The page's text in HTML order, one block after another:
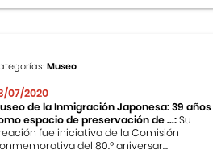
Museo
07/2020
de la Inmigración Japonesa: 39 años
espacio de preservación de ...:Su
fue iniciativa de la Comisión
del 80.º aniversar...